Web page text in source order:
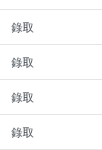
錄取
錄取
錄取
錄取